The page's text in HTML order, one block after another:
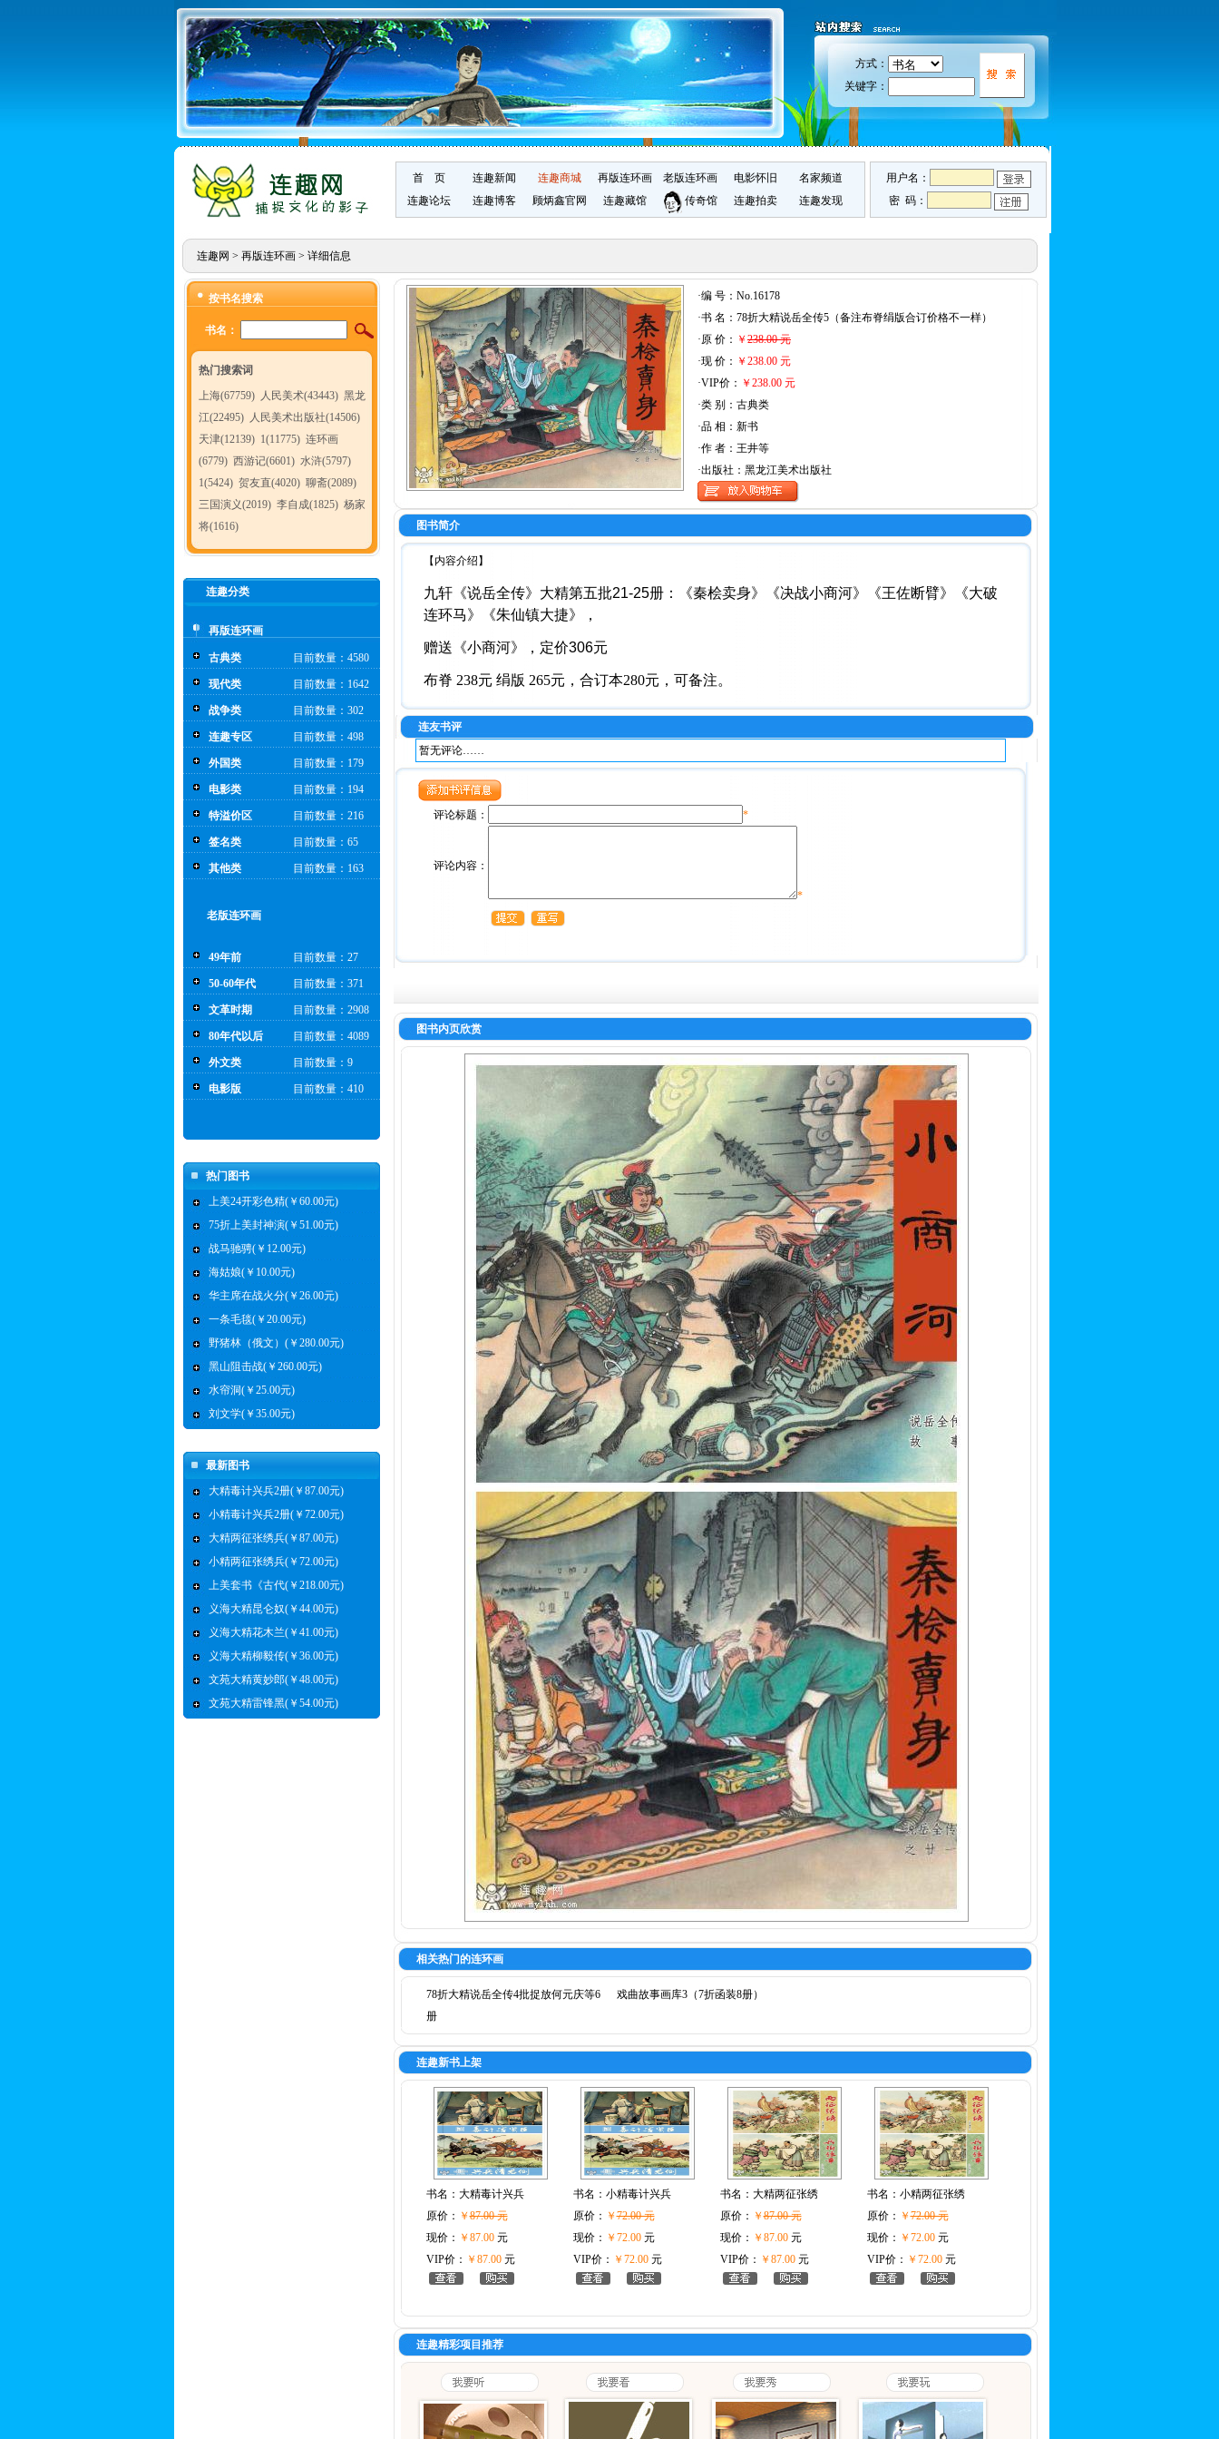
方式：
关键字：
首 页 连趣新闻 连趣商城 再版连环画 老版连环画 电影怀旧
名家频道
连趣论坛
连趣博客 顾炳鑫官网 连趣藏馆 传奇馆 连趣拍卖 连趣发现
用户名：
密 码：
连趣网 > 再版连环画> 详细信息
按书名搜索
书名：
热门搜索词
上海(67759) 人民美术(43443) 黑龙
江(22495) 人民美术出版社(14506)
天津(12139) 1(11775) 连环画
(6779) 西游记(6601) 水浒(5797)
1(5424) 贺友直(4020) 聊斋(2089)
三国演义(2019) 李自成(1825) 杨家
将(1616)
连趣分类
再版连环画
古典类 目前数量：4580
现代类 目前数量：1642
战争类 目前数量：302
连趣专区 目前数量：498
外国类 目前数量：179
电影类 目前数量：194
特溢价区 目前数量：216
签名类 目前数量：65
其他类 目前数量：163
老版连环画
49年前 目前数量：27
50-60年代 目前数量：371
文革时期 目前数量：2908
80年代以后 目前数量：4089
外文类 目前数量：9
电影版 目前数量：410
热门图书
上美24开彩色精(￥60.00元)
75折上美封神演(￥51.00元)
战马驰骋(￥12.00元)
海姑娘(￥10.00元)
华主席在战火分(￥26.00元)
一条毛毯(￥20.00元)
野猪林（俄文）(￥280.00元)
黑山阻击战(￥260.00元)
水帘洞(￥25.00元)
刘文学(￥35.00元)
最新图书
大精毒计兴兵2册(￥87.00元)
小精毒计兴兵2册(￥72.00元)
大精两征张绣兵(￥87.00元)
小精两征张绣兵(￥72.00元)
上美套书《古代(￥218.00元)
义海大精昆仑奴(￥44.00元)
义海大精花木兰(￥41.00元)
义海大精柳毅传(￥36.00元)
文苑大精黄妙郎(￥48.00元)
文苑大精雷锋黑(￥54.00元)
·编 号：No.16178
·书 名：78折大精说岳全传5（备注布脊绢版合订价格不一样）
·原 价： ￥ 238.00 元
·现 价： ￥238.00 元
·VIP价： ￥238.00 元
·类 别：古典类
·品 相：新书
·作 者：王井等
·出版社：黑龙江美术出版社
图书简介
【内容介绍】
九轩《说岳全传》大精第五批21-25册：《秦桧卖身》《决战小商河》《王佐断臂》《大破
连环马》《朱仙镇大捷》，
赠送《小商河》，定价306元
布脊 238元 绢版 265元，合订本280元，可备注。
连友书评
暂无评论……
评论标题： *
评论内容：
*
图书内页欣赏
相关热门的连环画
78折大精说岳全传4批捉放何元庆等6
册
戏曲故事画库3（7折函装8册）
连趣新书上架
书名： 大精毒计兴兵
原价： ￥87.00 元
现价： ￥87.00元
VIP价： ￥87.00元
书名： 小精毒计兴兵
原价： ￥72.00 元
现价： ￥72.00元
VIP价： ￥72.00元
书名： 大精两征张绣
原价： ￥87.00 元
现价： ￥87.00元
VIP价： ￥87.00元
书名： 小精两征张绣
原价： ￥72.00 元
现价： ￥72.00元
VIP价： ￥72.00元
连趣精彩项目推荐